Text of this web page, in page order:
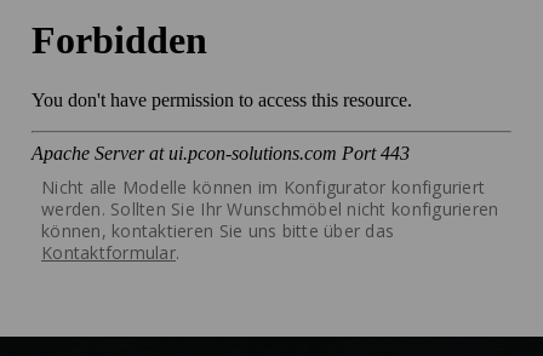
Nicht alle Modelle können im Konfigurator konfiguriert
werden. Sollten Sie Ihr Wunschmöbel nicht konfigurieren
können, kontaktieren Sie uns bitte über das
Kontaktformular.